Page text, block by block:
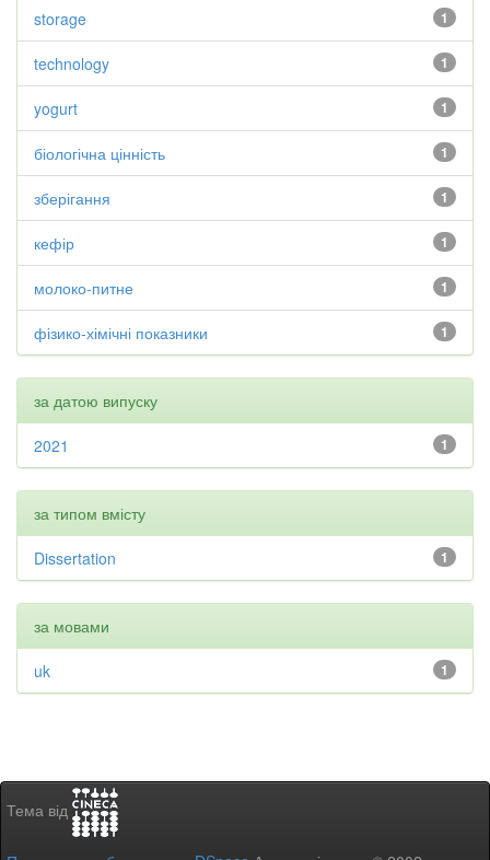
1
storage
1
technology
1
yogurt
1
біологічна цінність
1
зберігання
1
кефір
1
молоко-питне
1
фізико-хімічні показники
за датою випуску
1
2021
за типом вмісту
1
Dissertation
за мовами
1
uk
Тема від